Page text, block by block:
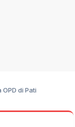
di Pati